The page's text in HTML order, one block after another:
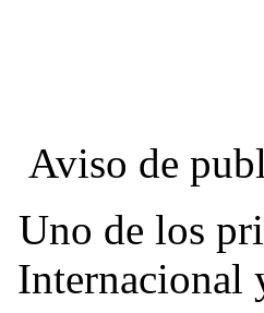
Aviso de
Uno de los
Internacional